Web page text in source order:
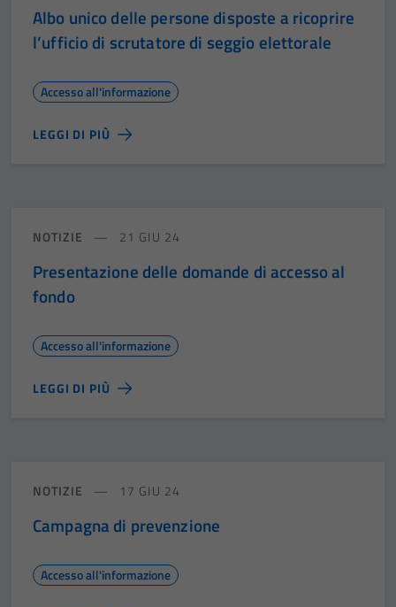
Albo unico delle persone disposte a ricoprire
l’ufficio di scrutatore di seggio elettorale
Accesso all'informazione
LEGGI DI PIÙ
NOTIZIE 21 GIU 24
Presentazione delle domande di accesso al
fondo
Accesso all'informazione
LEGGI DI PIÙ
NOTIZIE 17 GIU 24
Campagna di prevenzione
Accesso all'informazione
disabilitati.
Questi cookie
non raccolgono